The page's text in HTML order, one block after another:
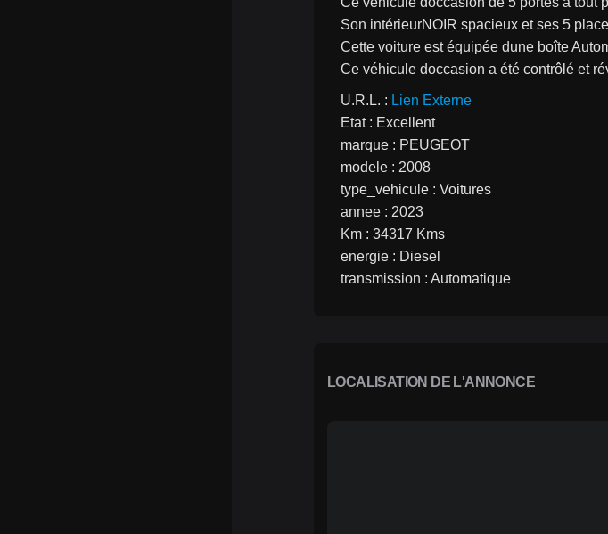
Son intérieurNOIR spacieux et ses 5
Cette voiture est équipée dune boîte
Ce véhicule doccasion a été contrôlé et
U.R.L. : Lien Externe
Etat : Excellent
marque : PEUGEOT
modele : 2008
type_vehicule : Voitures
annee : 2023
Km : 34317 Kms
energie : Diesel
transmission : Automatique
LOCALISATION DE L'ANNONCE